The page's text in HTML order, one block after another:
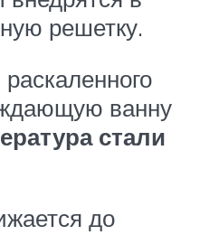
решетку.
ванну
стали
до